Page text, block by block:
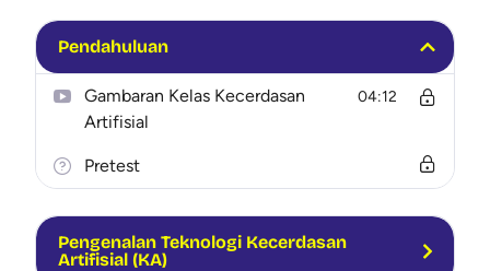
Pendahuluan
Gambaran Kelas Kecerdasan
Artifisial
04:12
Pretest
Pengenalan Teknologi Kecerdasan
Artifisial (KA)